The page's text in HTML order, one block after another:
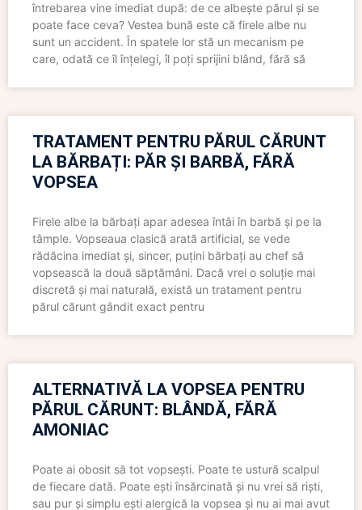
întrebarea vine imediat după: de ce albește părul și se
poate face ceva? Vestea bună este că firele albe nu
sunt un accident. În spatele lor stă un mecanism pe
care, odată ce îl înțelegi, îl poți sprijini blând, fără să
TRATAMENT PENTRU PĂRUL CĂRUNT
LA BĂRBAȚI: PĂR ȘI BARBĂ, FĂRĂ
VOPSEA
Firele albe la bărbați apar adesea întâi în barbă și pe la
tâmple. Vopseaua clasică arată artificial, se vede
rădăcina imediat și, sincer, puțini bărbați au chef să
vopsească la două săptămâni. Dacă vrei o soluție mai
discretă și mai naturală, există un tratament pentru
părul cărunt gândit exact pentru
ALTERNATIVĂ LA VOPSEA PENTRU
PĂRUL CĂRUNT: BLÂNDĂ, FĂRĂ
AMONIAC
Poate ai obosit să tot vopsești. Poate te ustură scalpul
de fiecare dată. Poate ești însărcinată și nu vrei să riști,
sau pur și simplu ești alergică la vopsea și nu ai mai avut